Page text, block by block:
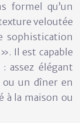
formel qu’un
veloutée
sophistication
Il est capable
assez élégant
un dîner en
à la maison ou